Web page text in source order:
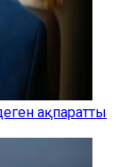
ақпаратты